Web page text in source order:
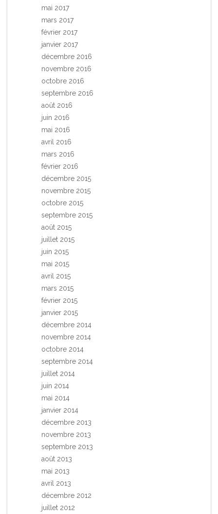
mai 2017
mars 2017
février 2017
janvier 2017
décembre 2016
novembre 2016
octobre 2016
septembre 2016
août 2016
juin 2016
mai 2016
avril 2016
mars 2016
février 2016
décembre 2015
novembre 2015
octobre 2015
septembre 2015
août 2015
juillet 2015
juin 2015
mai 2015
avril 2015
mars 2015
février 2015
janvier 2015
décembre 2014
novembre 2014
octobre 2014
septembre 2014
juillet 2014
juin 2014
mai 2014
janvier 2014
décembre 2013
novembre 2013
septembre 2013
août 2013
mai 2013
avril 2013
décembre 2012
juillet 2012